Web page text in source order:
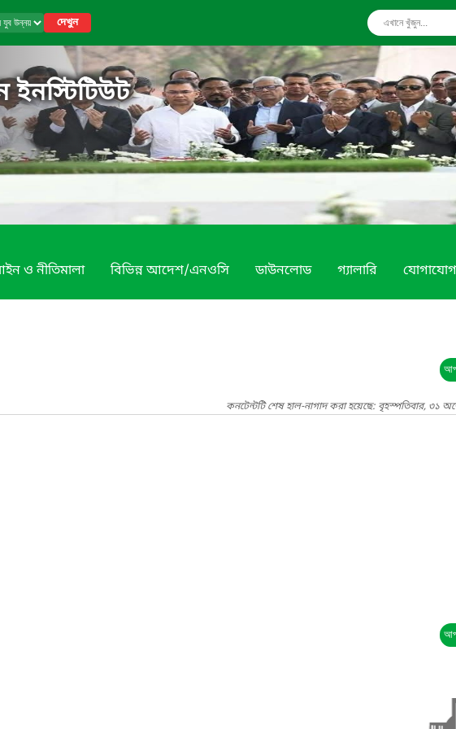
দেখুন
ইনস্টিটিউট
ও নীতিমালা বিভিন্ন আদেশ/এনওসি ডাউনলোড গ্যালারি যোগাযোগ
কনটেন্টটি শেষ হাল-নাগাদ করা হয়েছে: বৃহস্পতিবার, ৩১